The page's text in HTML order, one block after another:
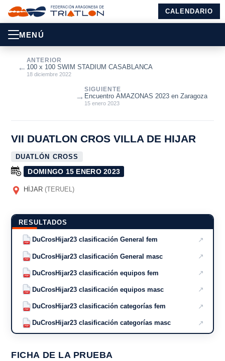
CALENDARIO
MENÚ
←
ANTERIOR
100 x 100 SWIM STADIUM CASABLANCA
18 diciembre 2022
SIGUIENTE
Encuentro AMAZONAS 2023 en Zaragoza
15 enero 2023
→
VII DUATLON CROS VILLA DE HIJAR
DUATLÓN CROSS
DOMINGO 15 ENERO 2023
HÍJAR (TERUEL)
RESULTADOS
PDF DuCrosHijar23 clasificación General fem ↗
PDF DuCrosHijar23 clasificación General masc ↗
PDF DuCrosHijar23 clasificación equipos fem ↗
PDF DuCrosHijar23 clasificación equipos masc ↗
PDF DuCrosHijar23 clasificación categorías fem ↗
PDF DuCrosHijar23 clasificación categorías masc ↗
FICHA DE LA PRUEBA